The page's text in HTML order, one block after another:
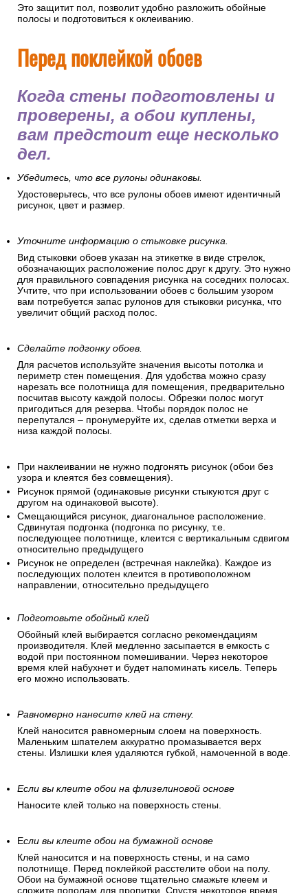
Это защитит пол, позволит удобно разложить обойные
полосы и подготовиться к оклеиванию.
Перед поклейкой обоев
Когда стены подготовлены и
проверены, а обои куплены,
вам предстоит еще несколько
дел.
Убедитесь, что все рулоны одинаковы.
Удостоверьтесь, что все рулоны обоев имеют идентичный
рисунок, цвет и размер.
Уточните информацию о стыковке рисунка.
Вид стыковки обоев указан на этикетке в виде стрелок,
обозначающих расположение полос друг к другу. Это нужно
для правильного совпадения рисунка на соседних полосах.
Учтите, что при использовании обоев с большим узором
вам потребуется запас рулонов для стыковки рисунка, что
увеличит общий расход полос.
Сделайте подгонку обоев.
Для расчетов используйте значения высоты потолка и
периметр стен помещения. Для удобства можно сразу
нарезать все полотнища для помещения, предварительно
посчитав высоту каждой полосы. Обрезки полос могут
пригодиться для резерва. Чтобы порядок полос не
перепутался – пронумеруйте их, сделав отметки верха и
низа каждой полосы.
При наклеивании не нужно подгонять рисунок (обои без
узора и клеятся без совмещения).
Рисунок прямой (одинаковые рисунки стыкуются друг с
другом на одинаковой высоте).
Смещающийся рисунок, диагональное расположение.
Сдвинутая подгонка (подгонка по рисунку, т.е.
последующее полотнище, клеится с вертикальным сдвигом
относительно предыдущего
Рисунок не определен (встречная наклейка). Каждое из
последующих полотен клеится в противоположном
направлении, относительно предыдущего
Подготовьте обойный клей
Обойный клей выбирается согласно рекомендациям
производителя. Клей медленно засыпается в емкость с
водой при постоянном помешивании. Через некоторое
время клей набухнет и будет напоминать кисель. Теперь
его можно использовать.
Равномерно нанесите клей на стену.
Клей наносится равномерным слоем на поверхность.
Маленьким шпателем аккуратно промазывается верх
стены. Излишки клея удаляются губкой, намоченной в воде.
Если вы клеите обои на флизелиновой основе
Наносите клей только на поверхность стены.
Если вы клеите обои на бумажной основе
Клей наносится и на поверхность стены, и на само
полотнище. Перед поклейкой расстелите обои на полу.
Обои на бумажной основе тщательно смажьте клеем и
сложите пополам для пропитки. Спустя некоторое время